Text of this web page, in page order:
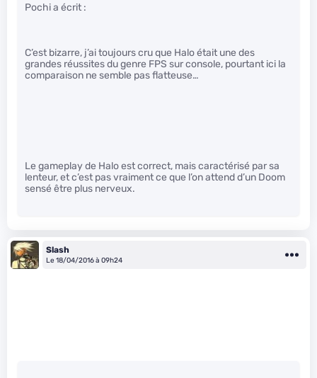
Pochi a écrit :
C’est bizarre, j’ai toujours cru que Halo était une des
grandes réussites du genre FPS sur console, pourtant ici la
comparaison ne semble pas flatteuse…
Le gameplay de Halo est correct, mais caractérisé par sa
lenteur, et c’est pas vraiment ce que l’on attend d’un Doom
sensé être plus nerveux.
Slash
Le 18/04/2016 à 09h24